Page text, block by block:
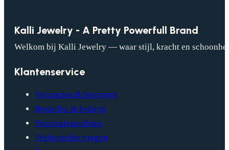
Kalli Jewelry - A Pretty Powerfull Brand
Welkom bij Kalli Jewelry — waar stijl, kracht en
Klantenservice
Verzenden & bezorgen
Bestellen & betalen
Verzorgingsadvies
Veelgestelde vragen